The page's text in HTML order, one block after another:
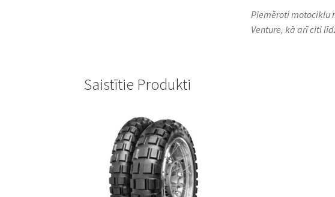
Piemēroti motociklu
Venture, kā arī citi
Saistītie Produkti